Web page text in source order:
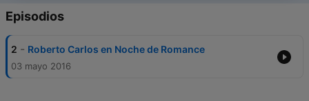
Episodios
2 - Roberto Carlos en Noche de Romance
03 mayo 2016